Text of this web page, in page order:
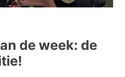
de week: de